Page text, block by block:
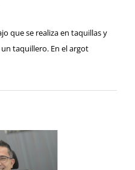
que se realiza en taquillas y
taquillero. En el argot